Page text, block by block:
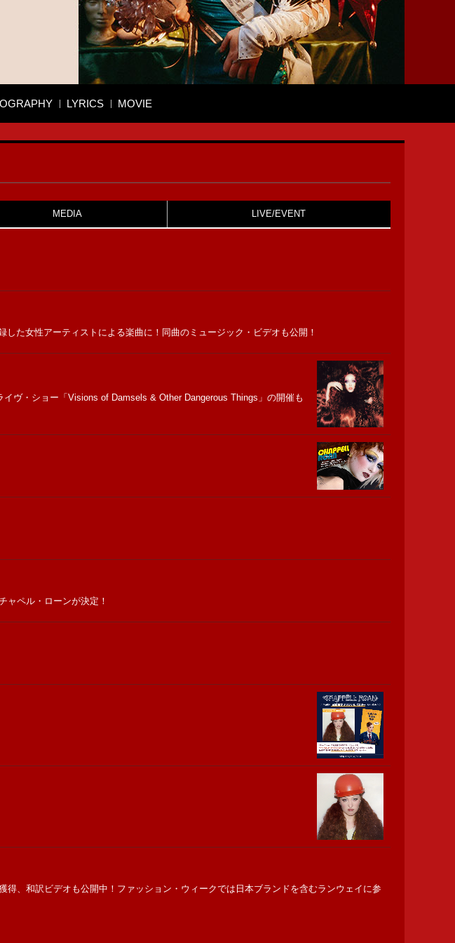
LYRICS MOVIE
MEDIA LIVE/EVENT
た女性アーティストによる楽曲に！同曲のミュージック・ビデオも公開！
ヴ・ショー「Visions of Damsels & Other Dangerous Things」の開催も
ャペル・ローンが決定！
、和訳ビデオも公開中！ファッション・ウィークでは日本ブランドを含むランウェイに参